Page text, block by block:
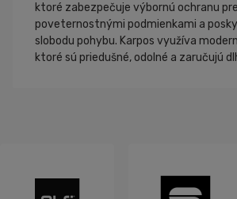
ktoré zabezpečuje výbornú ochranu
poveternostnými podmienkami a
slobodu pohybu. Karpos využíva
ktoré sú priedušné, odolné a zaručujú